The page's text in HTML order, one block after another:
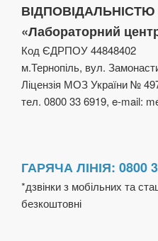
ВІДПОВІДАЛЬНІСТЮ
«Лабораторний
Код ЄДРПОУ 44848402
м.Тернопіль, вул.
Ліцензія МОЗ України №
тел. 0800 33 6919, e-mail:
ГАРЯЧА ЛІНІЯ: 0800
*дзвінки з мобільних та
безкоштовні